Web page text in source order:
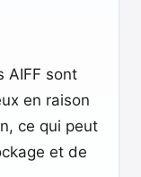
AIFF sont
en raison
ce qui peut
et de